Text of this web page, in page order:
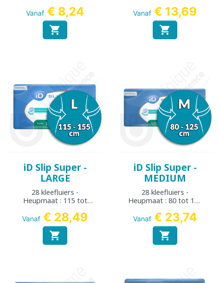
Vanaf € 8,24

Vanaf € 13,69

iD Slip Super -
LARGE
28 kleefluiers -
Heupmaat : 115 tot
Vanaf € 28,49

iD Slip Super -
MEDIUM
28 kleefluiers -
Heupmaat : 80 tot 125
Vanaf € 23,74
